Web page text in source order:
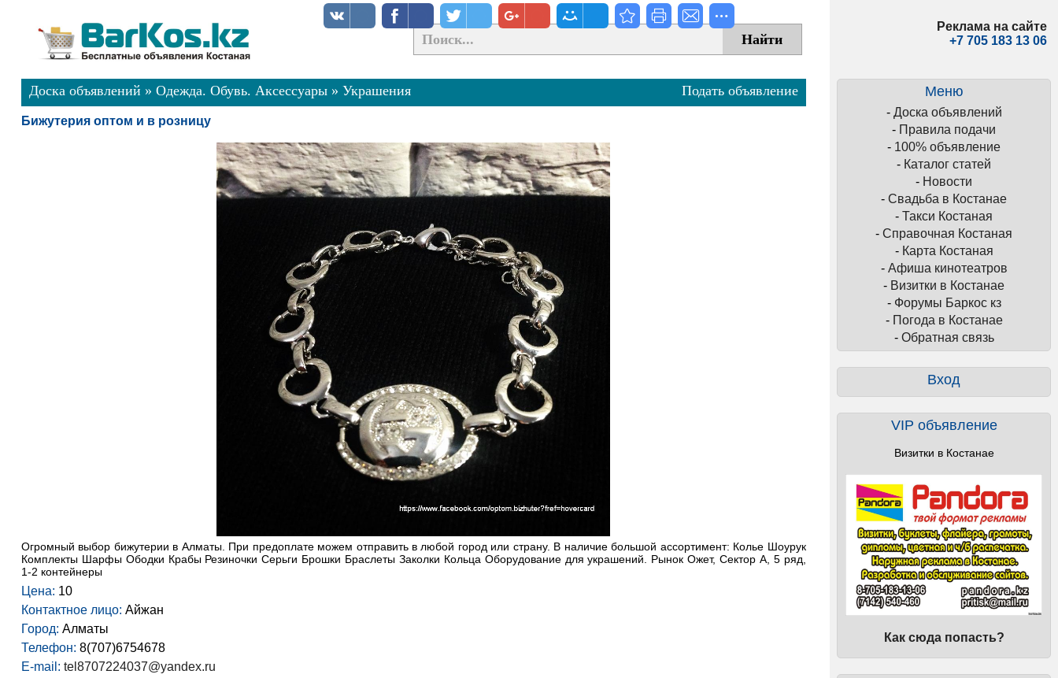
Реклама на сайте
+7 705 183 13 06
Меню
- Доска объявлений
- Правила подачи
- 100% объявление
- Каталог статей
- Новости
- Свадьба в Костанае
- Такси Костаная
- Справочная Костаная
- Карта Костаная
- Афиша кинотеатров
- Визитки в Костанае
- Форумы Баркос кз
- Погода в Костанае
- Обратная связь
Вход
VIP объявление
Визитки в Костанае
Как сюда попасть?
Подать объявление
Доска объявлений » Одежда. Обувь. Аксессуары» Украшения
Бижутерия оптом и в розницу
Огромный выбор бижутерии в Алматы. При предоплате можем отправить в любой город или страну. В наличие большой ассортимент: Колье Шоурук
Комплекты Шарфы Ободки Крабы Резиночки Серьги Брошки Браслеты Заколки Кольца Оборудование для украшений. Рынок Ожет, Сектор А, 5 ряд,
1-2 контейнеры
Цена: 10
Контактное лицо: Айжан
Город: Алматы
Телефон: 8(707)6754678
E-mail: tel8707224037@yandex.ru